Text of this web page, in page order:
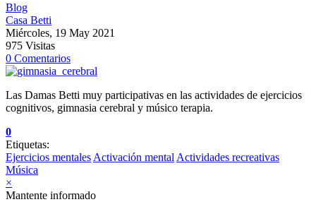
Blog
Casa Betti
Miércoles, 19 May 2021
975 Visitas
0 Comentarios
Las Damas Betti muy participativas en las actividades de ejercicios
cognitivos, gimnasia cerebral y músico terapia.
0
Etiquetas:
Ejercicios mentales Activación mental Actividades recreativas
Música
×
Mantente informado